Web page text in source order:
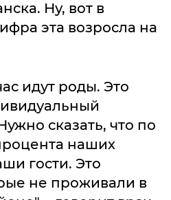
Ну, вот в
эта возросла на
идут роды. Это
сказать, что по
наших
гости. Это
не проживали в